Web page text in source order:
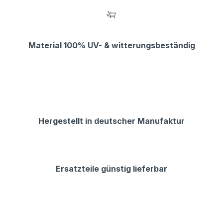
Material 100% UV- & witterungsbeständig
Hergestellt in deutscher Manufaktur
Ersatzteile günstig lieferbar